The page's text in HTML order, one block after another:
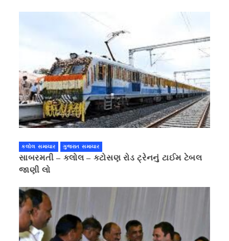
કલોલ સમાચાર ગુજરાત સમાચાર
સાબરમતી – કલોલ – કટોસણ રોડ ટ્રેનનું ટાઈમ ટેબલ
જાણી લો